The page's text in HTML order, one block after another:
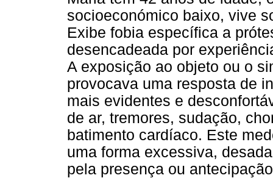
socioeconómico baixo, vive
Exibe fobia específica a
desencadeada por
A exposição ao objeto ou o
provocava uma resposta de
mais evidentes e
de ar, tremores, sudação,
batimento cardíaco. Este
uma forma excessiva,
pela presença ou